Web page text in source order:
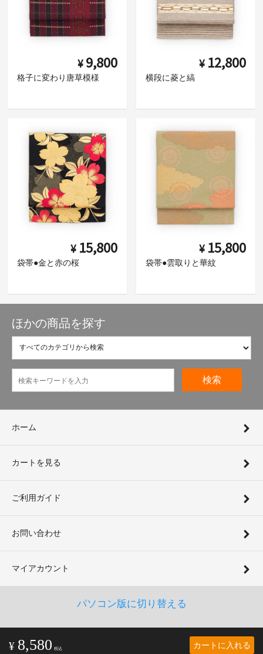
¥ 8,580 税込 カートに入れる
¥ 9,800
格子に変わり唐草模様
¥ 12,800
横段に菱と縞
¥ 15,800
袋帯●金と赤の桜
¥ 15,800
袋帯●雲取りと華紋
ほかの商品を探す
検索
ホーム
カートを見る
ご利用ガイド
お問い合わせ
マイアカウント
パソコン版に切り替える